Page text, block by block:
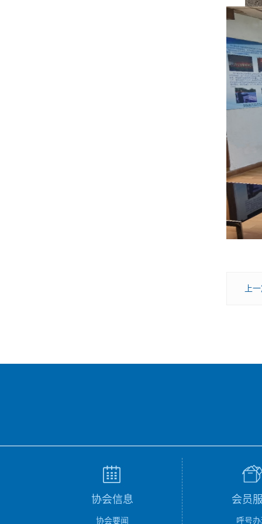
上
协会信息
协会要闻
会员
呼号